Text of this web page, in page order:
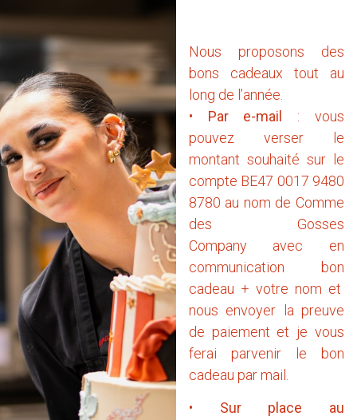
Nous proposons des
bons cadeaux tout au
long de l’année.
• Par e-mail
: vous
pouvez verser le
montant souhaité sur le
compte BE47 0017 9480
8780 au nom de Comme
des Gosses
Company avec en
communication bon
cadeau + votre nom et
nous envoyer la preuve
de paiement et je vous
ferai parvenir le bon
cadeau par mail.
• Sur place au